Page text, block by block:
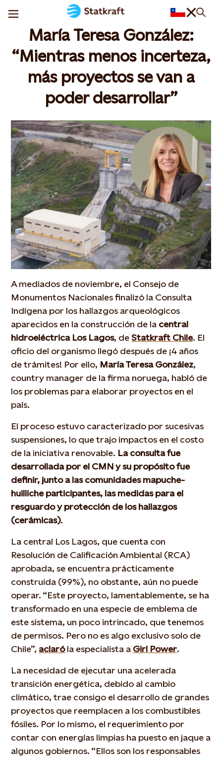
María Teresa González:
“Mientras menos incerteza,
más proyectos se van a
poder desarrollar”
A mediados de noviembre, el Consejo de
Monumentos Nacionales finalizó la Consulta
Indígena por los hallazgos arqueológicos
aparecidos en la construcción de la central
hidroeléctrica Los Lagos, de Statkraft Chile. El
oficio del organismo llegó después de ¡4 años
de trámites! Por ello, María Teresa González,
country manager de la firma noruega, habló de
los problemas para elaborar proyectos en el
país.
El proceso estuvo caracterizado por sucesivas
suspensiones, lo que trajo impactos en el costo
de la iniciativa renovable. La consulta fue
desarrollada por el CMN y su propósito fue
definir, junto a las comunidades mapuche-
huilliche participantes, las medidas para el
resguardo y protección de los hallazgos
(cerámicas).
La central Los Lagos, que cuenta con
Resolución de Calificación Ambiental (RCA)
aprobada, se encuentra prácticamente
construida (99%), no obstante, aún no puede
operar. “Este proyecto, lamentablemente, se ha
transformado en una especie de emblema de
este sistema, un poco intrincado, que tenemos
de permisos. Pero no es algo exclusivo solo de
Chile”, aclaróla especialista a Girl Power.
La necesidad de ejecutar una acelerada
transición energética, debido al cambio
climático, trae consigo el desarrollo de grandes
proyectos que reemplacen a los combustibles
fósiles. Por lo mismo, el requerimiento por
contar con energías limpias ha puesto en jaque a
algunos gobiernos. “Ellos son los responsables